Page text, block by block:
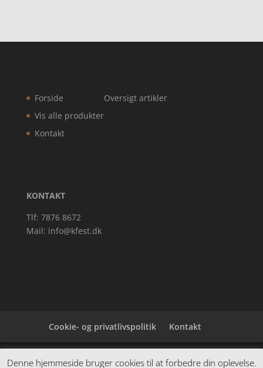
Forside
Vis alle produkter
Kontakt
Oversigt artikler
KONTAKT
Tlf: 7876 8672
Mail: info@kfest.dk
Cookie- og privatlivspolitik Kontakt
Denne hjemmeside samler et bredt udvalg af
Denne hjemmeside bruger cookies til at forbedre din oplevelse.